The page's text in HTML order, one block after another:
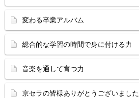
変わる卒業アルバム
総合的な学習の時間で身に付ける力
音楽を通して育つ力
京セラの皆様ありがとうございました